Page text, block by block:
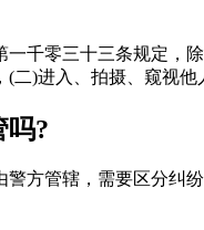
零三十三条规定，除
二)进入、拍摄、窥视他
吗?
管辖，需要区分纠纷